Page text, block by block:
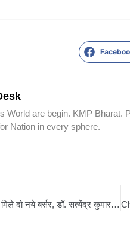
World are begin. KMP Bharat.
Nation in every sphere.
Siwan News : डीएवी पीजी कॉलेज को मिले दो नये बर्सर, डॉ. सत्येंद्र कुमार सिंह और पंकज कुमार ने संभाला जिम्मा